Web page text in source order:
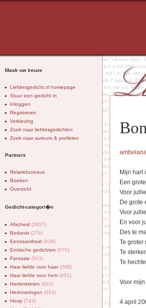
Mijn hart
Een
Voor
De grote
Voor
En voor
Des te
Te groter
Te
Te
Voor
4 april
Maak uw keuze
Liefdesgedicht.nl homepage
Stuur een gedicht in
Inloggen
Registreren
Verkiezing
Zoek naar liefdesgedichten
Zoek naar auteurs & profielen
Partners
Relatiebureaus
Boeken
Overzicht
Gedicht-categori�n
Afscheid (2857)
Bedankt (276)
Eenzaamheid (838)
Erotische gedichten (576)
Fantasie (501)
Haar liefde voor haar(268)
Haar liefde voor hem (601)
Hartenkreten (924)
Herinneringen (493)
Hoop (743)